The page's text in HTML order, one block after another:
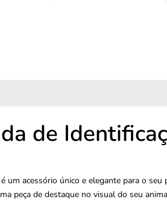
de
um acessório único e elegante para o
peça de destaque no visual do seu